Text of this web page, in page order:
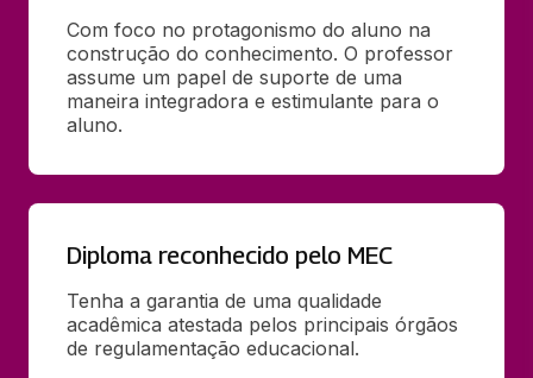
Com foco no protagonismo do aluno na
construção do conhecimento. O professor
assume um papel de suporte de uma
maneira integradora e estimulante para o
aluno.
Diploma reconhecido pelo MEC
Tenha a garantia de uma qualidade
acadêmica atestada pelos principais órgãos
de regulamentação educacional.